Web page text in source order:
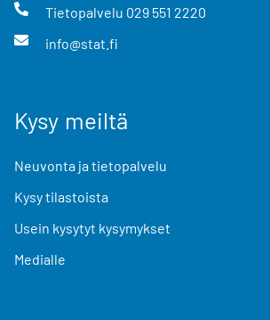
Tietopalvelu 029 551 2220
info@stat.fi
Kysy meiltä
Neuvonta ja tietopalvelu
Kysy tilastoista
Usein kysytyt kysymykset
Medialle